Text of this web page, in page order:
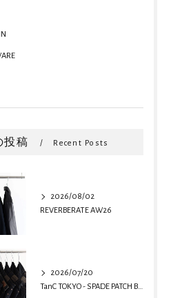
投稿 Recent Posts
2026/08/02
REVERBERATE AW26
2026/07/20
TanC TOKYO - SPADE PATCH BUGGY REMAKE DENIM